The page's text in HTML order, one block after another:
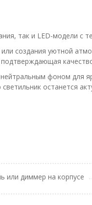
так и LED-модели с
создания уютной
фоном для
останется
или диммер на корпусе